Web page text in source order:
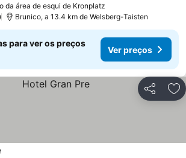
da área de esqui de Kronplatz
Brunico, a 13.4 km de Welsberg-Taisten
para ver os preços
Ver preços
Partilhar